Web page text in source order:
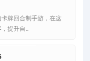
卡牌回合制手游，在这
提升自..